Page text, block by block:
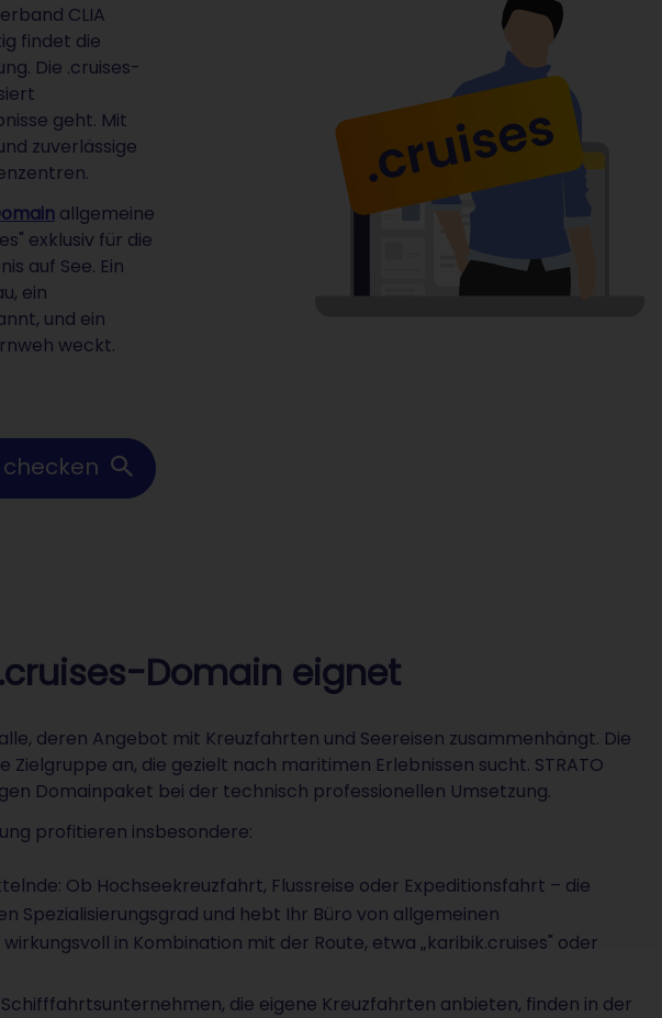
CLIA
findet die
Die .cruises-
geht. Mit
zuverlässige
allgemeine
exklusiv für die
auf See. Ein
ein
und ein
weckt.
Domain eignet
deren Angebot mit Kreuzfahrten und Seereisen zusammenhängt. Die
an, die gezielt nach maritimen Erlebnissen sucht. STRATO
Domainpaket bei der technisch professionellen Umsetzung.
profitieren insbesondere:
Ob Hochseekreuzfahrt, Flussreise oder Expeditionsfahrt – die
Spezialisierungsgrad und hebt Ihr Büro von allgemeinen
in Kombination mit der Route, etwa „karibik.cruises" oder
die eigene Kreuzfahrten anbieten, finden in der